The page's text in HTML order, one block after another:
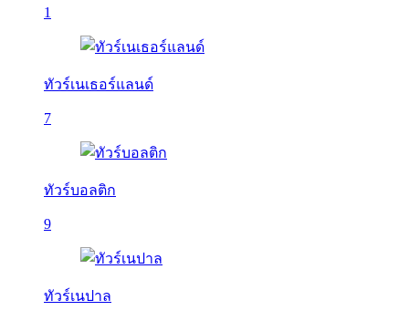
1
ทัวร์เนเธอร์แลนด์
7
ทัวร์บอลติก
9
ทัวร์เนปาล